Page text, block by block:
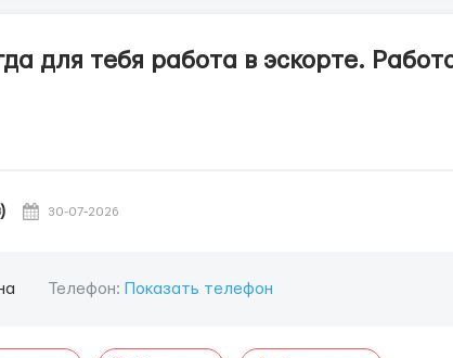
для тебя работа в эскорте.
30-07-2026
Телефон: Показать телефон